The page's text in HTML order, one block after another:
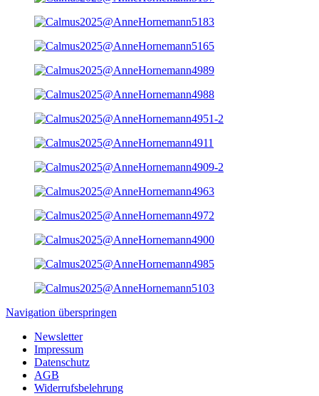
Navigation überspringen
Newsletter
Impressum
Datenschutz
AGB
Widerrufsbelehrung